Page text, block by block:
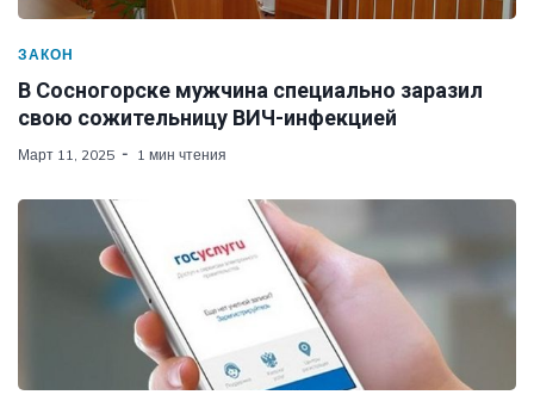
ЗАКОН
В Сосногорске мужчина специально заразил
свою сожительницу ВИЧ-инфекцией
Март 11, 2025 1 мин чтения